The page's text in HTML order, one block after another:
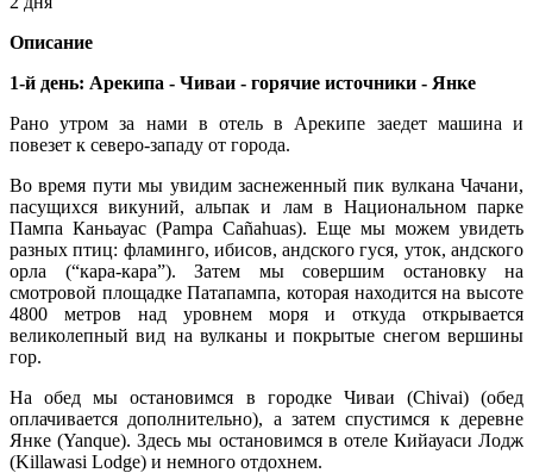
Описание
1-й день: Арекипа - Чиваи - горячие источники - Янке
Рано утром за нами в отель в Арекипе заедет машина и
повезет к северо-западу от города.
Во время пути мы увидим заснеженный пик вулкана Чачани,
пасущихся викуний, альпак и лам в Национальном парке
Пампа Каньауас (Pampa Cañahuas). Еще мы можем увидеть
разных птиц: фламинго, ибисов, андского гуся, уток, андского
орла (“кара-кара”). Затем мы совершим остановку на
смотровой площадке Патапампа, которая находится на высоте
4800 метров над уровнем моря и откуда открывается
великолепный вид на вулканы и покрытые снегом вершины
гор.
На обед мы остановимся в городке Чиваи (Chivai) (обед
оплачивается дополнительно), а затем спустимся к деревне
Янке (Yanque). Здесь мы остановимся в отеле Кийауаси Лодж
(Killawasi Lodge) и немного отдохнем.